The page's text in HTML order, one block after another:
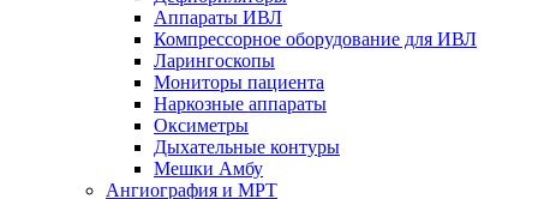
Аппараты ИВЛ
Компрессорное оборудование для ИВЛ
Ларингоскопы
Мониторы пациента
Наркозные аппараты
Оксиметры
Дыхательные контуры
Мешки Амбу
Ангиография и МРТ